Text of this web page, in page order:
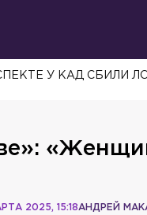
У КАД СБИЛИ
АНДРЕЙ
2025, 15:18